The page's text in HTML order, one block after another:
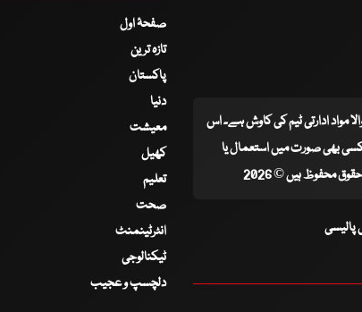
مواد ادارتی ٹیم کی کاوش ہے۔ اس
کسی بھی صورت میں استعمال یا
محفوظ ہیں © 2026
پالیسی
صفحۂ اول
تازہ ترین
پاکستان
دنیا
معیشت
کھیل
تعلیم
صحت
انٹرٹینمنٹ
ٹیکنالوجی
دلچسپ و عجیب